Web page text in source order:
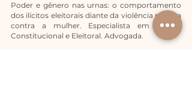
Poder e gênero nas urnas: o comportamento
dos ilícitos eleitorais diante da violência política
contra a mulher. Especialista em Direito
Constitucional e Eleitoral. Advogada.